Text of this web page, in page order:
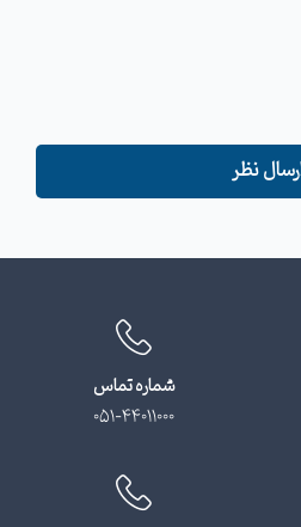
نظر
شماره تماس
051-44011000